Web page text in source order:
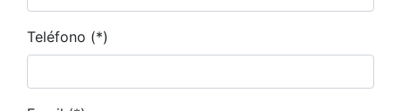
Teléfono (*)